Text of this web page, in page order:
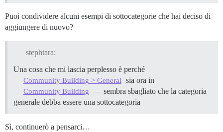
Puoi condividere alcuni esempi di sottocategorie che hai deciso di
aggiungere di nuovo?
stephtara:
Una cosa che mi lascia perplesso è perché
Community Building > General sia ora in
Community Building
— sembra sbagliato che la categoria
generale debba essere una sottocategoria
Sì, continuerò a pensarci…